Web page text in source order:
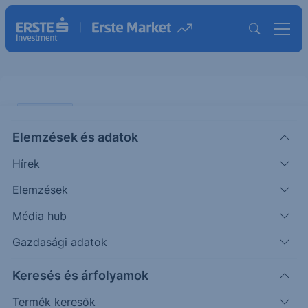
Elemzések és adatok
Hírek
Elemzések
Média hub
Gazdasági adatok
Keresés és árfolyamok
Termék keresők
vágja a keresleti előrejelzéseit
A kőolaj ára stagnált tegnaphoz képest. Az OPEC
is csökkenő keresletre számít: a legfrissebb havi